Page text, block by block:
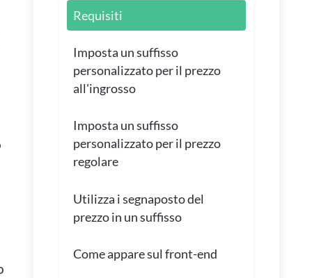
Requisiti
Imposta un suffisso
personalizzato per il prezzo
all'ingrosso
Imposta un suffisso
personalizzato per il prezzo
regolare
Utilizza i segnaposto del
prezzo in un suffisso
Come appare sul front-end